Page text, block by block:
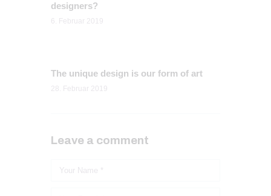
designers?
6. Februar 2019
The unique design is our form of art
28. Februar 2019
Leave a comment